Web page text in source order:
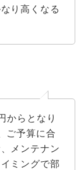
り高くなる
からとなり
ご予算に合
メンテナン
ミングで部